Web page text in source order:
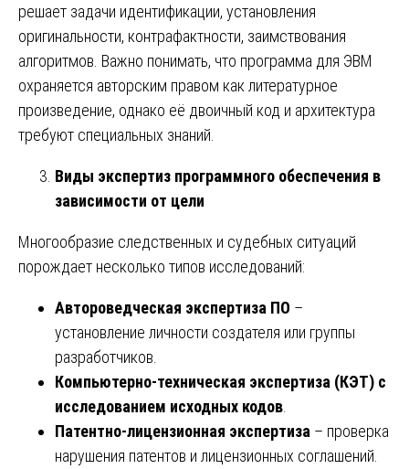
решает задачи идентификации, установления
оригинальности, контрафактности, заимствования
алгоритмов. Важно понимать, что программа для ЭВМ
охраняется авторским правом как литературное
произведение, однако её двоичный код и архитектура
требуют специальных знаний.
Виды экспертиз программного обеспечения в
зависимости от цели
Многообразие следственных и судебных ситуаций
порождает несколько типов исследований:
Автороведческая экспертиза ПО –
установление личности создателя или группы
разработчиков.
Компьютерно-техническая экспертиза (КЭТ) с
исследованием исходных кодов
Патентно-лицензионная экспертиза – проверка
нарушения патентов и лицензионных соглашений.